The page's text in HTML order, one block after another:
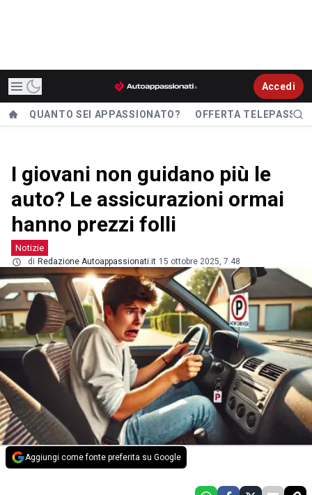
Accedi
QUANTO SEI APPASSIONATO? OFFERTA TELEPASS
I giovani non guidano più le
auto? Le assicurazioni ormai
hanno prezzi folli
Notizie
di Redazione Autoappassionati.it 15 ottobre 2025, 7.48
Aggiungi come fonte preferita su Google